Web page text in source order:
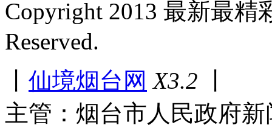
Copyright 2013 最新最
Reserved.
仙境烟台网 X3.2
主管：烟台市人民政府